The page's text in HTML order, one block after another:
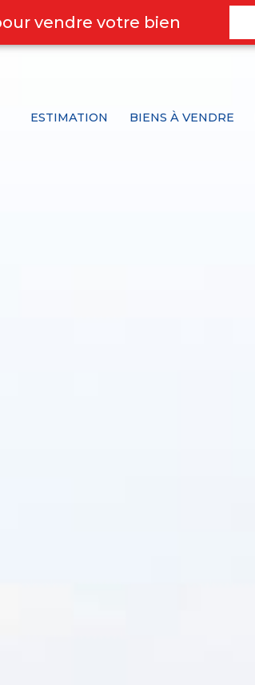
vendre votre bien
ESTIMATION BIENS À VENDRE